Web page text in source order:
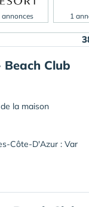
annonces 1
Club
la maison
Côte-D'Azur : Var